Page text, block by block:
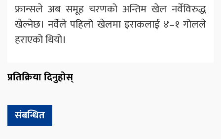
फ्रान्सले अब समूह चरणको अन्तिम खेल नर्वेविरुद्ध
खेल्नेछ। नर्वेले पहिलो खेलमा इराकलाई ४–१ गोलले
हराएको थियो।
प्रतिक्रिया दिनुहोस्
संबन्धित